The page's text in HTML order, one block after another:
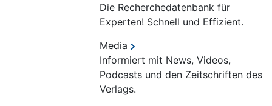
Die Recherchedatenbank für
Experten! Schnell und Effizient.
Media
Informiert mit News, Videos,
Podcasts und den Zeitschriften des
Verlags.